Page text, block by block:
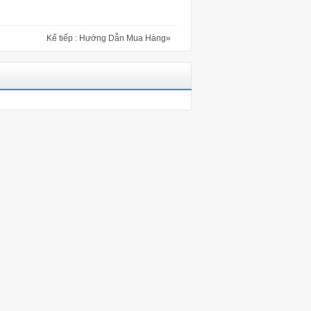
Kế tiếp : Hướng Dẫn Mua Hàng»